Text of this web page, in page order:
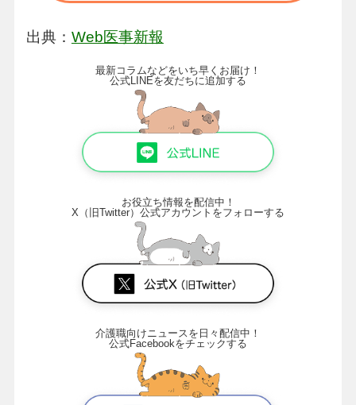
出典： Web医事新報
最新コラムなどをいち早くお届け！
公式LINEを友だちに追加する
お役立ち情報を配信中！
X（旧Twitter）公式アカウントをフォローする
介護職向けニュースを日々配信中！
公式Facebookをチェックする